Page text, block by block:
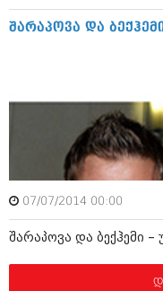
მოდა + დიზაინი
კადრს მიღმა
ავტორჩევები
სპორტი
ავტორჩევები
ბელადები
ბიზნესსიახლეები
გვარები
შარაპოვა და
07/07/2014 00:00
შარაპოვა და ბექჰემი